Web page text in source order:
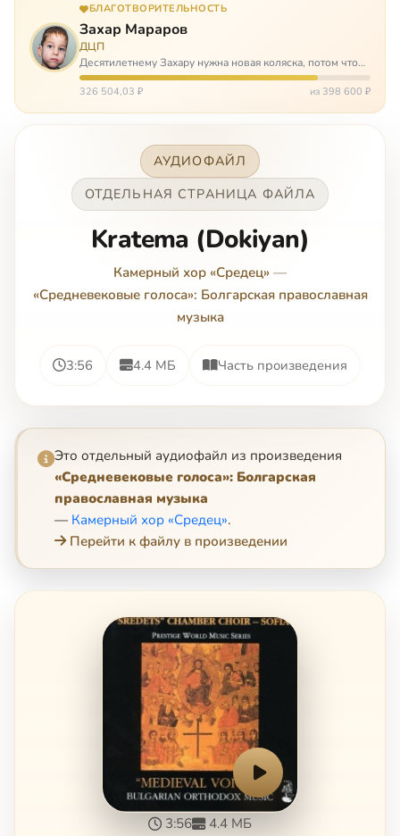
БЛАГОТВОРИТЕЛЬНОСТЬ
Захар Мараров
ДЦП
Десятилетнему Захару нужна новая коляска, потом что
старая сломалась. А без коляски он не сможет не только
просто выходить из дома, но и продолжать лечение в
326 504,03 ₽ из 398 600 ₽
АУДИОФАЙЛ
ОТДЕЛЬНАЯ СТРАНИЦА ФАЙЛА
Kratema (Dokiyan)
Камерный хор «Средец» —
«Средневековые голоса»: Болгарская православная
музыка
3:56 4.4 МБ Часть произведения
Это отдельный аудиофайл из произведения
«Средневековые голоса»: Болгарская
православная музыка
— Камерный хор «Средец».
Перейти к файлу в произведении
3:56 4.4 МБ